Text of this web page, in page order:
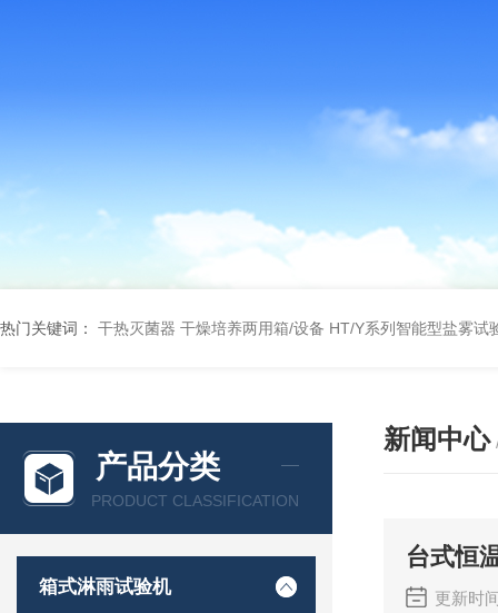
热门关键词： 干热灭菌器 干燥培养两用箱/设备 HT/Y系列智能型盐雾试
产品分类
PRODUCT CLASSIFICATION
箱式淋雨试验机
新闻中心
台式恒
更新时